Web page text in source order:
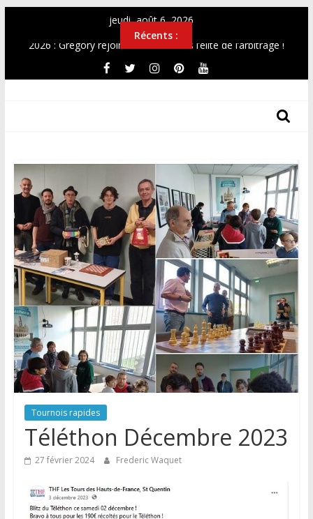
contenu
jeudi, août 6, 2026
Récents :
2026 : Gregory rejoint Christian dans l’élite de l’arbitrage !
Top12 féminin Mai 2026
Des
Hauts-
De-
France
Tournois rapides
Téléthon Décembre 2023
27 février 2024 Frederic Waquet